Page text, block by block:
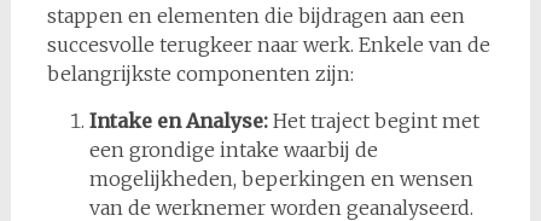
stappen en elementen die bijdragen aan een
succesvolle terugkeer naar werk. Enkele van de
belangrijkste componenten zijn:
Intake en Analyse:Het traject begint met
een grondige intake waarbij de
mogelijkheden, beperkingen en wensen
van de werknemer worden geanalyseerd.